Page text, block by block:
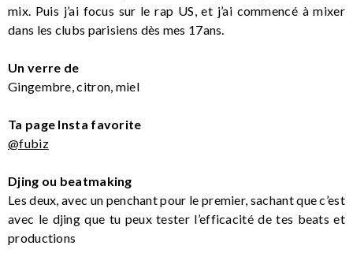
mix. Puis j’ai focus sur le rap US, et j’ai commencé à mixer
dans les clubs parisiens dès mes 17ans.
Un verre de
Gingembre, citron, miel
Ta page Insta favorite
@fubiz
Djing ou beatmaking
Les deux, avec un penchant pour le premier, sachant que c’est
avec le djing que tu peux tester l’efficacité de tes beats et
productions